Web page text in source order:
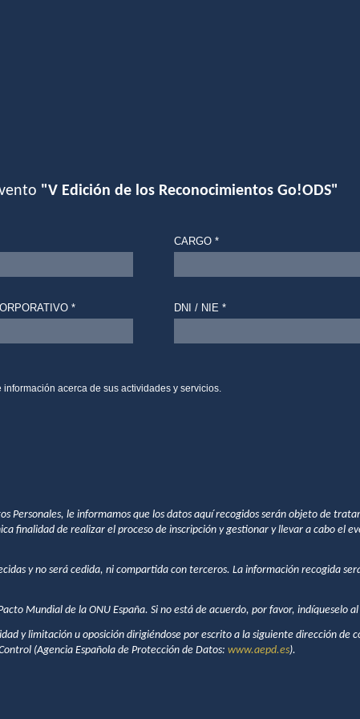
"V Edición de los Reconocimientos Go!ODS"
CARGO *
* DNI / NIE *
acerca de sus actividades y servicios.
Personales, le informamos que los datos aquí recogidos serán objeto de
finalidad de realizar el proceso de inscripción y gestionar y llevar a cabo el
y no será cedida, ni compartida con terceros. La información recogida
Mundial de la ONU España. Si no está de acuerdo, por favor, indíqueselo
y limitación u oposición dirigiéndose por escrito a la siguiente dirección de
(Agencia Española de Protección de Datos: www.aepd.es).